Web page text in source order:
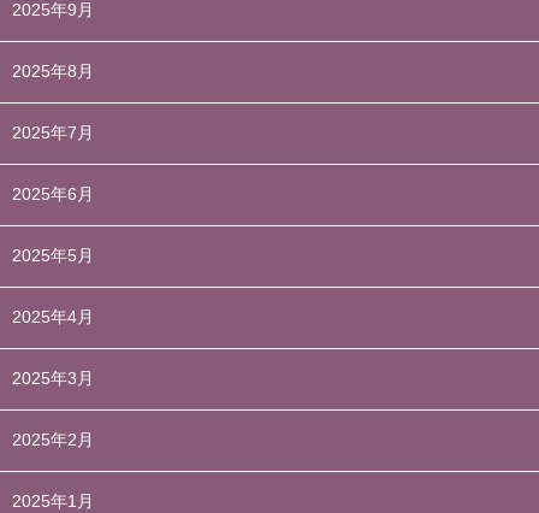
2025年9月
2025年8月
2025年7月
2025年6月
2025年5月
2025年4月
2025年3月
2025年2月
2025年1月